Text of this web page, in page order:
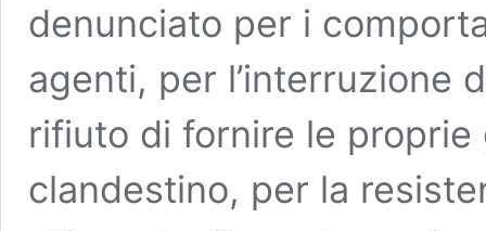
denunciato per i
agenti, per l’interruzione
rifiuto di fornire le
clandestino, per la